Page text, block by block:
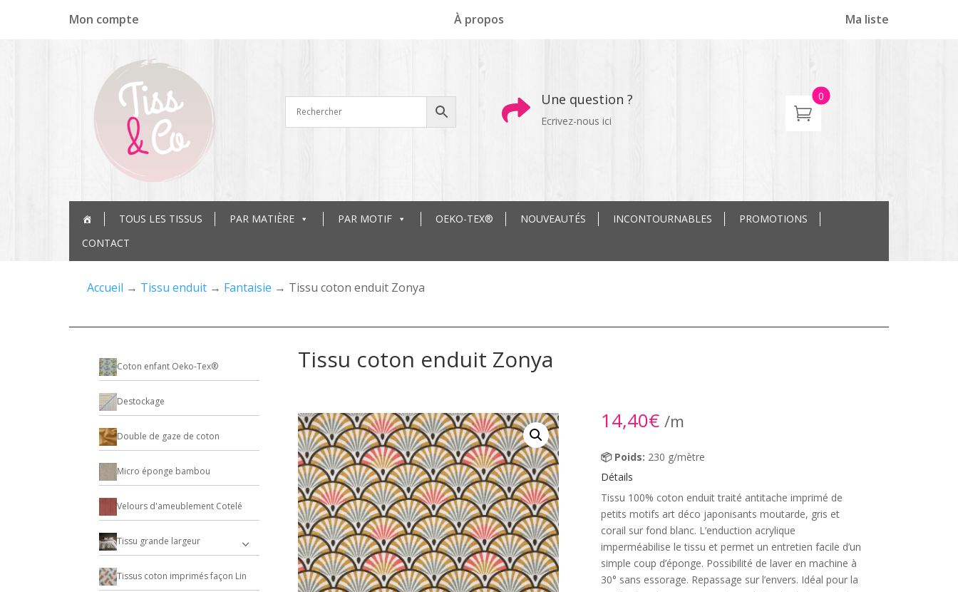
Mon compte À propos Ma liste
 Une question ?
Ecrivez-nous ici
0
TOUS LES TISSUS PAR MATIÈRE PAR MOTIF OEKO-TEX® NOUVEAUTÉS INCONTOURNABLES
PROMOTIONS
CONTACT
Accueil → Tissu enduit → Fantaisie → Tissu coton enduit Zonya
Coton enfant Oeko-Tex®
Destockage
Double de gaze de coton
Micro éponge bambou
Velours d'ameublement Cotelé
Tissu grande largeur
Tissus coton imprimés façon Lin
Tissu coton enduit Zonya
14,40€ /m
📦 Poids: 230 g/mètre
Détails
Tissu 100% coton enduit traité antitache imprimé de
petits motifs art déco japonisants moutarde, gris et
corail sur fond blanc. L’enduction acrylique
imperméabilise le tissu et permet un entretien facile d’un
simple coup d’éponge. Possibilité de laver en machine à
30° sans essorage. Repassage sur l’envers. Idéal pour la